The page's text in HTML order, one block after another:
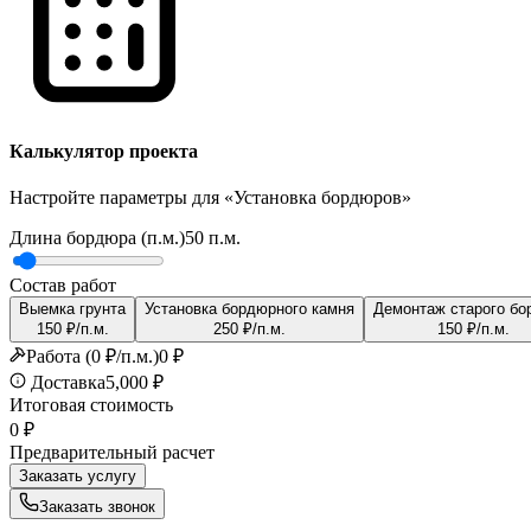
Калькулятор проекта
Настройте параметры для «Установка бордюров»
Длина бордюра (п.м.)50 п.м.
Состав работ
Выемка грунта
150₽/п.м.
Установка бордюрного камня
250 ₽/п.м.
Демонтаж старого
150₽/п.м.
Работа (0 ₽/п.м.)0 ₽
Доставка5,000 ₽
Итоговая стоимость
0 ₽
Предварительный расчет
Заказать услугу
Заказать звонок